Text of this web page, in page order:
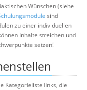
Wünschen (siehe
sind
zu einer individuellen
Inhalte streichen und
setzen!
Kategorieliste links, die